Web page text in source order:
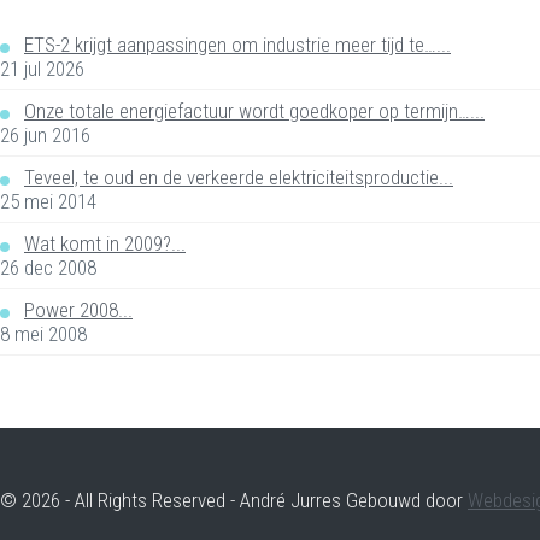
ETS-2 krijgt aanpassingen om industrie meer tijd te…...
21 jul 2026
Onze totale energiefactuur wordt goedkoper op termijn…...
26 jun 2016
Teveel, te oud en de verkeerde elektriciteitsproductie...
25 mei 2014
Wat komt in 2009?...
26 dec 2008
Power 2008...
8 mei 2008
© 2026 - All Rights Reserved - André Jurres Gebouwd door